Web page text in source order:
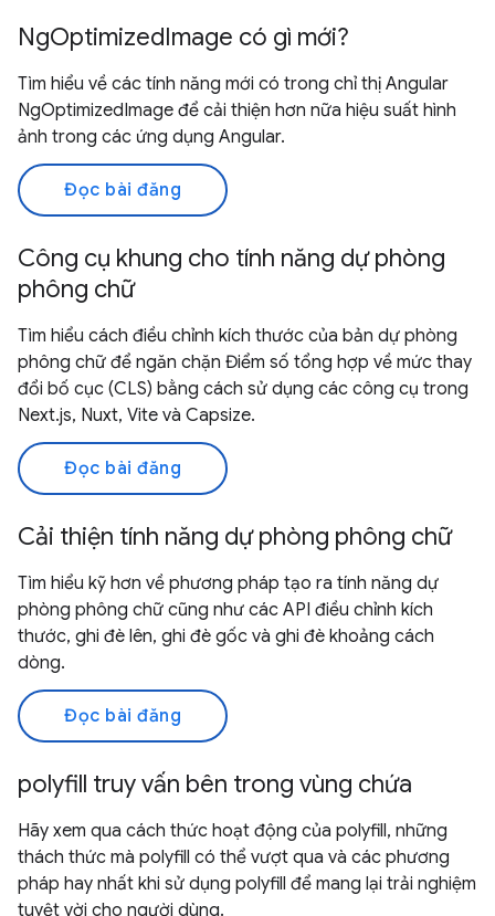
NgOptimizedImage có gì mới?
Tìm hiểu về các tính năng mới có trong chỉ thị Angular
NgOptimizedImage để cải thiện hơn nữa hiệu suất hình
ảnh trong các ứng dụng Angular.
Đọc bài đăng
Công cụ khung cho tính năng dự phòng
phông chữ
Tìm hiểu cách điều chỉnh kích thước của bản dự phòng
phông chữ để ngăn chặn Điểm số tổng hợp về mức thay
đổi bố cục (CLS) bằng cách sử dụng các công cụ trong
Next.js, Nuxt, Vite và Capsize.
Đọc bài đăng
Cải thiện tính năng dự phòng phông chữ
Tìm hiểu kỹ hơn về phương pháp tạo ra tính năng dự
phòng phông chữ cũng như các API điều chỉnh kích
thước, ghi đè lên, ghi đè gốc và ghi đè khoảng cách
dòng.
Đọc bài đăng
polyfill truy vấn bên trong vùng chứa
Hãy xem qua cách thức hoạt động của polyfill, những
thách thức mà polyfill có thể vượt qua và các phương
pháp hay nhất khi sử dụng polyfill để mang lại trải nghiệm
tuyệt vời cho người dùng.